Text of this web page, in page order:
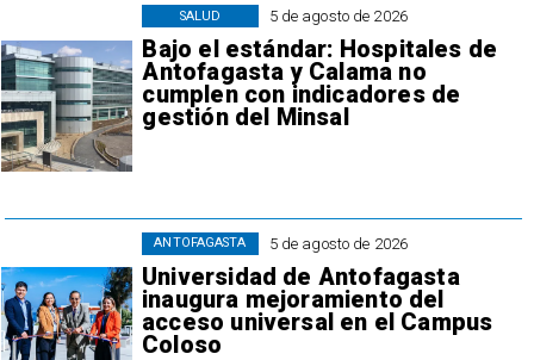
5 de agosto de 2026
Bajo el estándar: Hospitales de
Antofagasta y Calama no
cumplen con indicadores de
gestión del Minsal
SALUD
5 de agosto de 2026
Universidad de Antofagasta
inaugura mejoramiento del
acceso universal en el Campus
Coloso
ANTOFAGASTA